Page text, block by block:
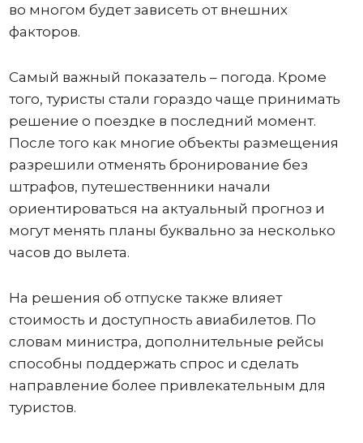
во многом будет зависеть от внешних
факторов.
Самый важный показатель – погода. Кроме
того, туристы стали гораздо чаще принимать
решение о поездке в последний момент.
После того как многие объекты размещения
разрешили отменять бронирование без
штрафов, путешественники начали
ориентироваться на актуальный прогноз и
могут менять планы буквально за несколько
часов до вылета.
На решения об отпуске также влияет
стоимость и доступность авиабилетов. По
словам министра, дополнительные рейсы
способны поддержать спрос и сделать
направление более привлекательным для
туристов.